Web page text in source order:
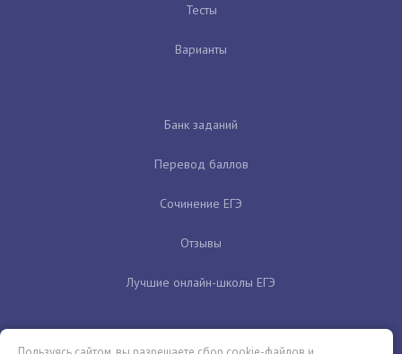
Тесты
Варианты
Банк заданий
Перевод баллов
Сочинение ЕГЭ
Отзывы
Лучшие онлайн-школы ЕГЭ